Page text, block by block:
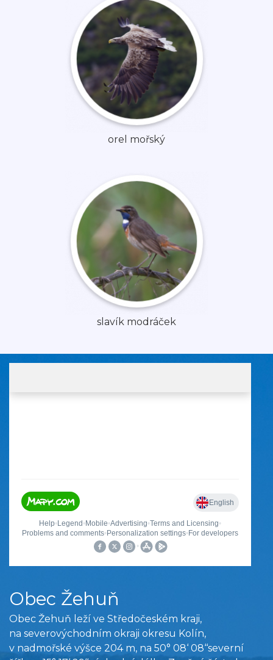
orel mořský
slavík modráček
Obec Žehuň
Obec Žehuň leží ve Středočeském kraji,
na severovýchodním okraji okresu Kolín,
v nadmořské výšce 204 m, na 50° 08‘ 08‘‘severní